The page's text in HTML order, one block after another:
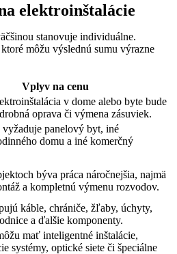
elektroinštalácie
stanovuje individuálne.
môžu výslednú sumu výrazne
Vplyv na cenu
v dome alebo byte bude
oprava či výmena zásuviek.
vyžaduje panelový byt, iné
domu a iné komerčný
býva práca náročnejšia, najmä
a kompletnú výmenu rozvodov.
káble, chrániče, žľaby, úchyty,
a ďalšie komponenty.
mať inteligentné inštalácie,
systémy, optické siete či špeciálne